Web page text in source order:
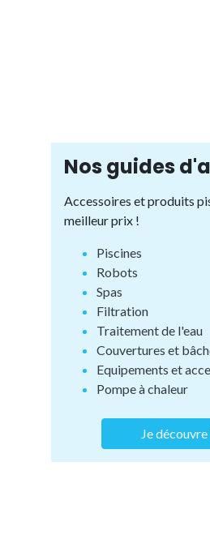
Nos guides
Accessoires et produits
meilleur prix !
Piscines
Robots
Spas
Filtration
Traitement de l'eau
Couvertures et
Equipements et
Pompe à chaleur
Je découvre